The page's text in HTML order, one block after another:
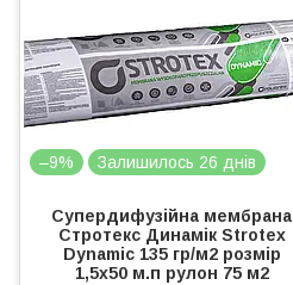
–9% Залишилось 26 днів
Супердифузійна мембрана
Стротекс Динамік Strotex
Dynamіс 135 гр/м2 розмір
1,5х50 м.п рулон 75 м2